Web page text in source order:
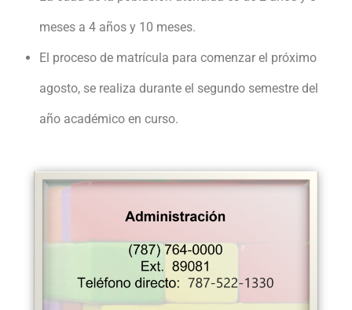
meses a 4 años y 10 meses.
El proceso de matrícula para comenzar el próximo
agosto, se realiza durante el segundo semestre del
año académico en curso.